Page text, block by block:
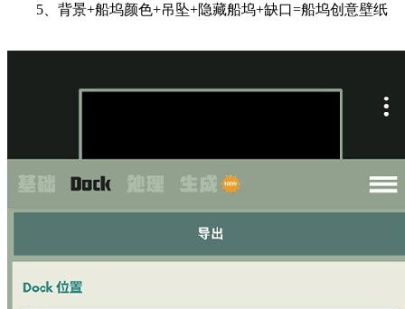
5、背景+船坞颜色+吊坠+隐藏船坞+缺口=船坞创意壁纸